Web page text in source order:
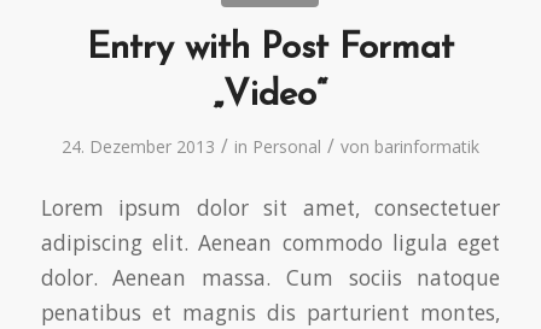
Entry with Post Format
„Video“
24. Dezember 2013 / in Personal / von barinformatik
Lorem ipsum dolor sit amet, consectetuer
adipiscing elit. Aenean commodo ligula eget
dolor. Aenean massa. Cum sociis natoque
penatibus et magnis dis parturient montes,